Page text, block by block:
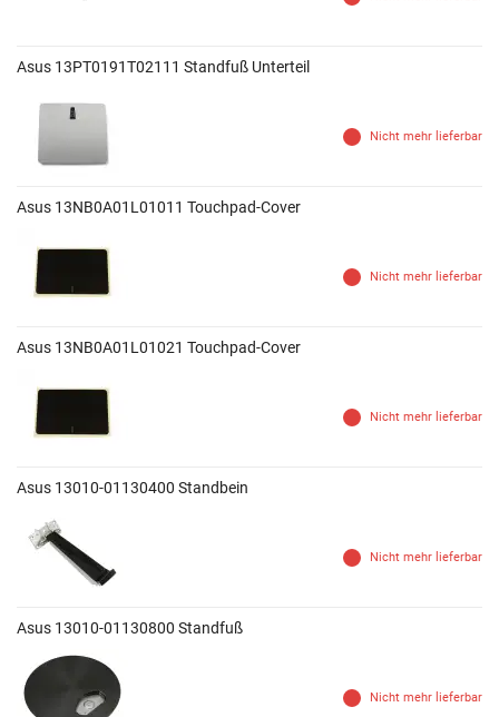
Asus 13PT0191T02111 Standfuß Unterteil
Nicht mehr lieferbar
Asus 13NB0A01L01011 Touchpad-Cover
Nicht mehr lieferbar
Asus 13NB0A01L01021 Touchpad-Cover
Nicht mehr lieferbar
Asus 13010-01130400 Standbein
Nicht mehr lieferbar
Asus 13010-01130800 Standfuß
Nicht mehr lieferbar